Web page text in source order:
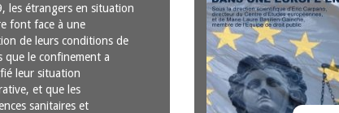
les étrangers en situation
font face à une
de leurs conditions de
que le confinement a
leur situation
et que les
sanitaires et